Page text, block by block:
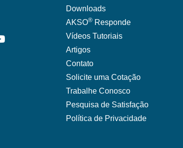
Downloads
AKSO® Responde
Vídeos Tutoriais
Artigos
Contato
Solicite uma Cotação
Trabalhe Conosco
Pesquisa de Satisfação
Política de Privacidade